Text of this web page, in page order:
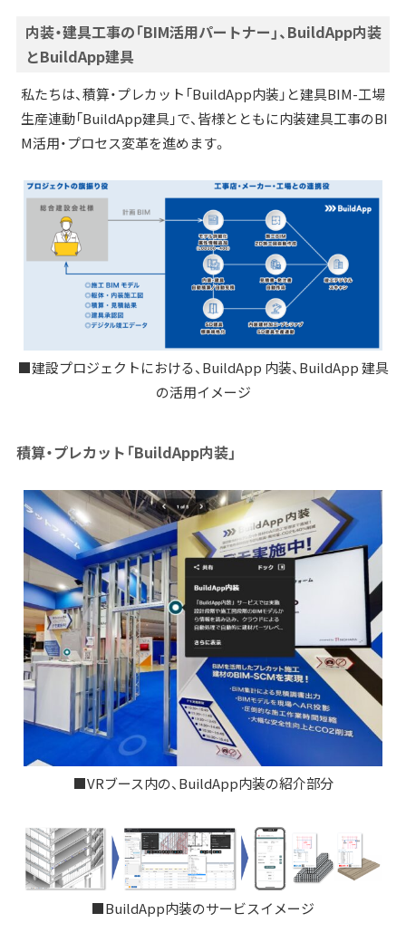
内装・建具工事の「BIM活用パートナー」、BuildApp内装
とBuildApp建具
私たちは、積算・プレカット「BuildApp内装」と建具BIM-工場
生産連動「BuildApp建具」で、皆様とともに内装建具工事のBI
M活用・プロセス変革を進めます。
■建設プロジェクトにおける、BuildApp 内装、BuildApp 建具
の活用イメージ
積算・プレカット「BuildApp内装」
■VRブース内の、BuildApp内装の紹介部分
■BuildApp内装のサービスイメージ